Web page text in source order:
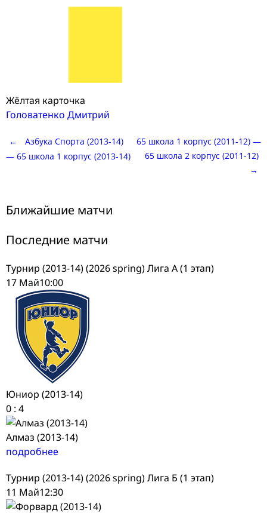
Жёлтая карточка
Головатенко Дмитрий
Post
←
Азбука Спорта (2013-14)
— 65 школа 1 корпус (2013-14)
65 школа 1 корпус (2011-12) —
65 школа 2 корпус (2011-12)
→
Ближайшие матчи
Последние матчи
Турнир (2013-14) (2026 spring) Лига А (1 этап)
17 Май10:00
Юниор (2013-14)
0 : 4
Алмаз (2013-14)
подробнее
Турнир (2013-14) (2026 spring) Лига Б (1 этап)
11 Май12:30